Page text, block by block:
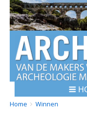
BREADCRUMBS
YOU
Home Winnen